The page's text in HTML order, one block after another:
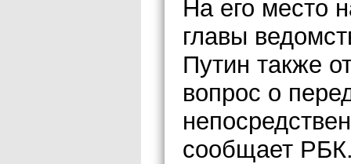
На его место
главы
Путин также
вопрос о
сообщает